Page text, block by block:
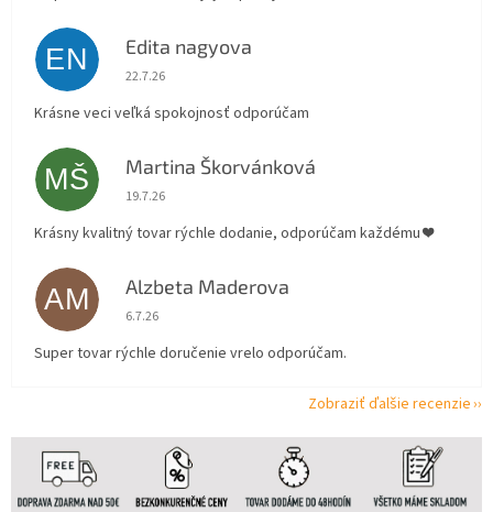
EN Edita nagyova
Hodnotenie obchodu je 5 z 5 hviezdičiek.
22.7.26
Krásne veci veľká spokojnosť odporúčam
MŠ Martina Škorvánková
Hodnotenie obchodu je 5 z 5 hviezdičiek.
19.7.26
Krásny kvalitný tovar rýchle dodanie, odporúčam každému ❤️
AM Alzbeta Maderova
Hodnotenie obchodu je 5 z 5 hviezdičiek.
6.7.26
Super tovar rýchle doručenie vrelo odporúčam.
Zobraziť ďalšie recenzie